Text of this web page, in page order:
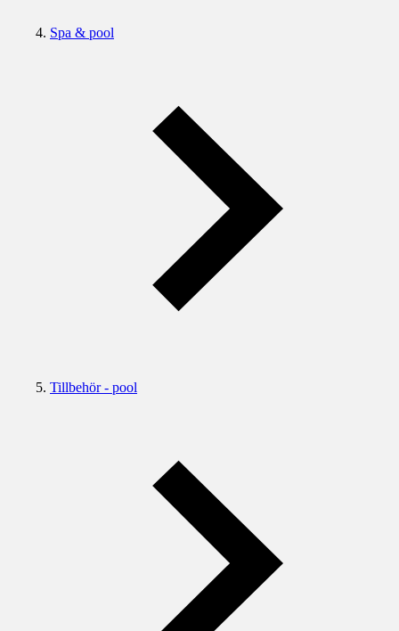
Spa & pool
Tillbehör - pool